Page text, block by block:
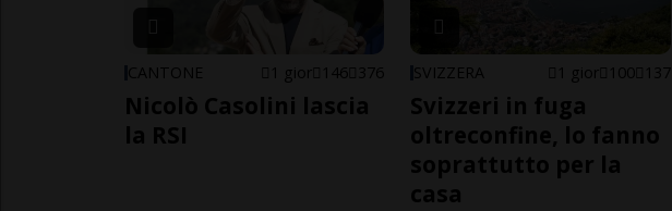
CANTONE 1 gior 146 376
Nicolò Casolini lascia
la RSI
SVIZZERA 1 gior 100 137
Svizzeri in fuga
oltreconfine, lo fanno
soprattutto per la
casa